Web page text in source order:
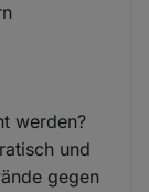
werden?
und
gegen